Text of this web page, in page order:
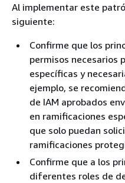
Al implementar este
siguiente:
Confirme que los
permisos necesarios
específicas y
ejemplo, se
de IAM aprobados
en ramificaciones
que solo puedan
ramificaciones
Confirme que a los
diferentes roles de